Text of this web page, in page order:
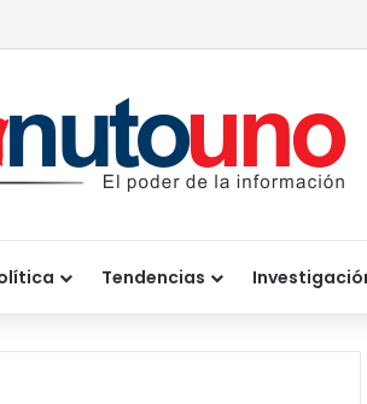
pérdidas de hasta 4 mil pesos por
Tendencias